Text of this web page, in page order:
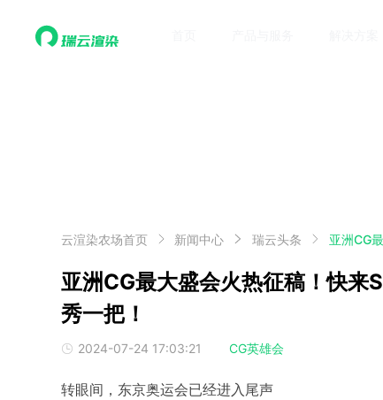
云渲染农场首页 新闻中心 瑞云头条
亚洲CG最大盛会火热征稿！快
秀一把！
2024-07-24 17:03:21 CG英雄会
转眼间，东京奥运会已经进入尾声